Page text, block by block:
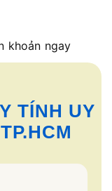
khoản ngay
TÍNH UY